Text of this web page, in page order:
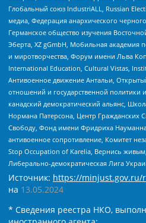
Глобальный союз IndustriALL, Russian
медиа, Федерация анархического
Германское общество изучения
Эберта, XZ gGmbH, Мобильная академия
и миротворчества, Форум имени Льва
International Education, Cultural Vistas,
Антивоенное движение Антальи,
отношений и государственной политики
канадский демократический альянс,
Нормана Патерсона, Центр Гражданских
Свободу, Фонд имени Фридриха
антивоенное сопротивление, Комитет
Stop Occupation of Karelia, Вернись
Либерально-демократическая Лига
Источник: https://minjust.gov.ru/
на 13.05.2024
* Сведения реестра НКО,